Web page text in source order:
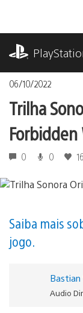
o
conteúdo
06/10/2022
Trilha
Forbidden
0 0 16
Saiba mais
jogo.
Bastian
Audio